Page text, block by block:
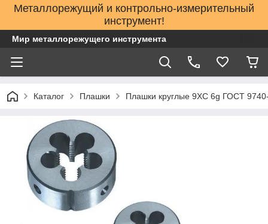
Металлорежущий и контрольно-измерительный
инструмент!
Мир металлорежущего инструмента
Каталог Плашки Плашки круглые 9ХС 6g ГОСТ